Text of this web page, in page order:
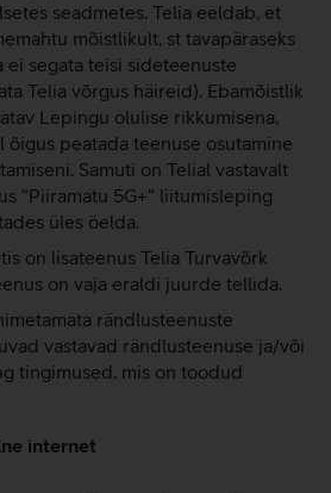
seadmetes. Telia eeldab, et
mõistlikult, st tavapäraseks
ei segata teisi sideteenuste
Telia võrgus häireid). Ebamõistlik
Lepingu olulise rikkumisena,
õigus peatada teenuse osutamine
Samuti on Telial vastavalt
“Piiramatu 5G+“ liitumisleping
üles öelda.
on lisateenus Telia Turvavõrk
on vaja eraldi juurde tellida.
rändlusteenuste
vastavad rändlusteenuse ja/või
tingimused, mis on toodud
internet